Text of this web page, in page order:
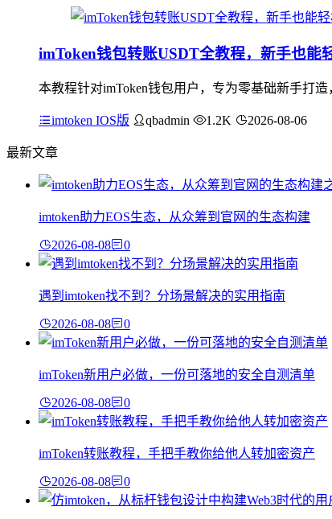
imToken钱包转账USDT全教程，新手也能
本教程针对imToken钱包用户，专为零基础新手打
imtoken IOS版 qbadmin 1.2K 2026-08-06
最新文章
imtoken助力EOS生态，从众筹到官网的生态构建
2026-08-08 0
遇到imtoken找不到？分场景解决的实用指南
2026-08-08 0
imToken新用户必做，一份可落地的安全自测清单
2026-08-08 0
imToken转账教程，手把手教你给他人转加密资产
2026-08-08 0